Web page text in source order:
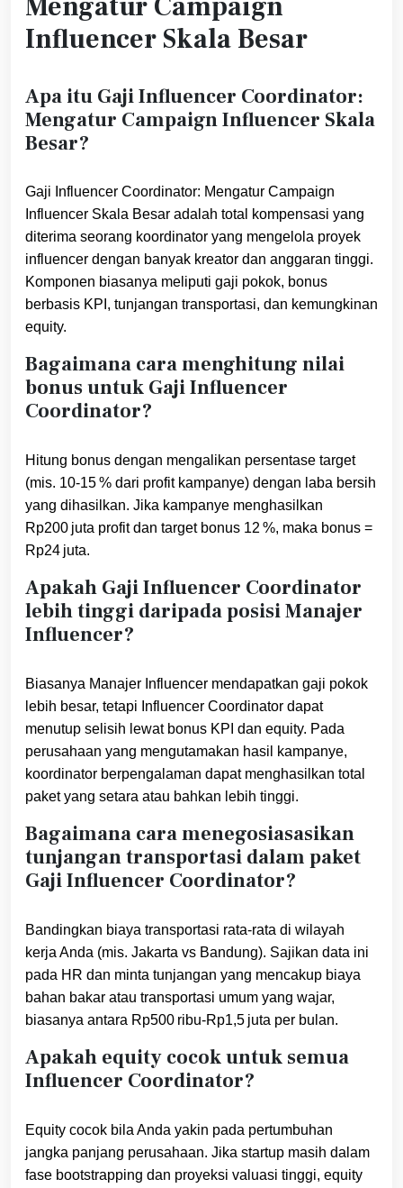
Influencer Skala Besar
Apa itu Gaji Influencer Coordinator:
Mengatur Campaign Influencer Skala
Besar?
Gaji Influencer Coordinator: Mengatur Campaign
Influencer Skala Besar adalah total kompensasi yang
diterima seorang koordinator yang mengelola proyek
influencer dengan banyak kreator dan anggaran tinggi.
Komponen biasanya meliputi gaji pokok, bonus
berbasis KPI, tunjangan transportasi, dan kemungkinan
equity.
Bagaimana cara menghitung nilai
bonus untuk Gaji Influencer
Coordinator?
Hitung bonus dengan mengalikan persentase target
(mis. 10‑15 % dari profit kampanye) dengan laba bersih
yang dihasilkan. Jika kampanye menghasilkan
Rp200 juta profit dan target bonus 12 %, maka bonus =
Rp24 juta.
Apakah Gaji Influencer Coordinator
lebih tinggi daripada posisi Manajer
Influencer?
Biasanya Manajer Influencer mendapatkan gaji pokok
lebih besar, tetapi Influencer Coordinator dapat
menutup selisih lewat bonus KPI dan equity. Pada
perusahaan yang mengutamakan hasil kampanye,
koordinator berpengalaman dapat menghasilkan total
paket yang setara atau bahkan lebih tinggi.
Bagaimana cara menegosiasasikan
tunjangan transportasi dalam paket
Gaji Influencer Coordinator?
Bandingkan biaya transportasi rata-rata di wilayah
kerja Anda (mis. Jakarta vs Bandung). Sajikan data ini
pada HR dan minta tunjangan yang mencakup biaya
bahan bakar atau transportasi umum yang wajar,
biasanya antara Rp500 ribu‑Rp1,5 juta per bulan.
Apakah equity cocok untuk semua
Influencer Coordinator?
Equity cocok bila Anda yakin pada pertumbuhan
jangka panjang perusahaan. Jika startup masih dalam
fase bootstrapping dan proyeksi valuasi tinggi, equity